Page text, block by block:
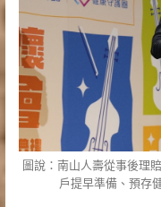
圖說：南山人壽從事後理
戶提早準備、預存